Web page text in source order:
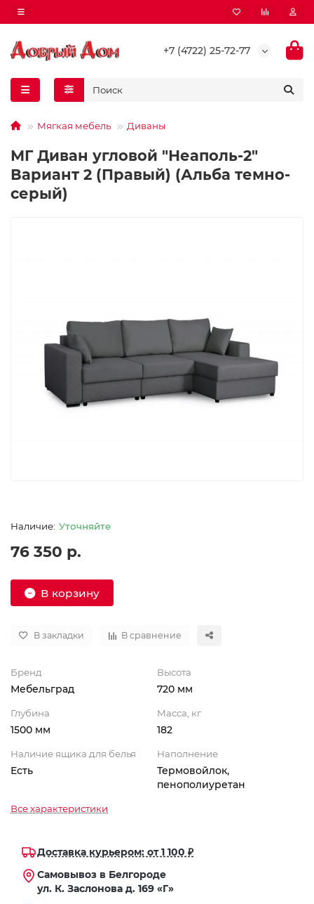
+7 (4722) 25-72-77
Мягкая мебель Диваны
МГ Диван угловой "Неаполь-2"
Вариант 2 (Правый) (Альба темно-
серый)
Уточняйте
76 350 р.
В корзину
В закладки В сравнение
Бренд
Мебельград
Высота
720 мм
Глубина
1500 мм
Масса, кг
182
Наличие ящика для белья
Есть
Наполнение
Термовойлок,
пенополиуретан
Все характеристики
Доставка курьером: от 1 100 ₽
Самовывоз в Белгороде
ул. К. Заслонова д. 169 «Г»